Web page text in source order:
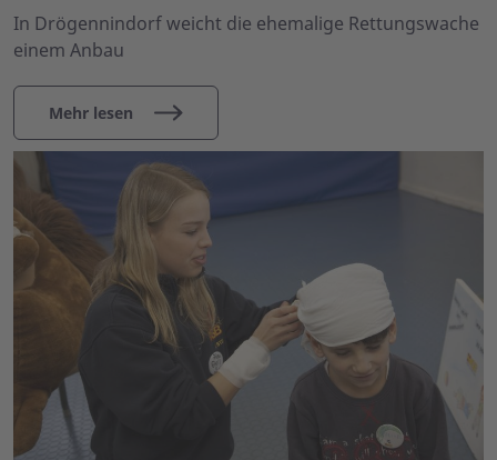
In Drögennindorf weicht die ehemalige Rettungswache
einem Anbau
Mehr lesen